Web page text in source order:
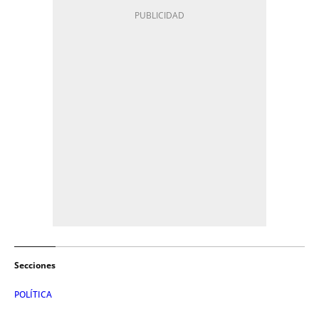
Secciones
POLÍTICA